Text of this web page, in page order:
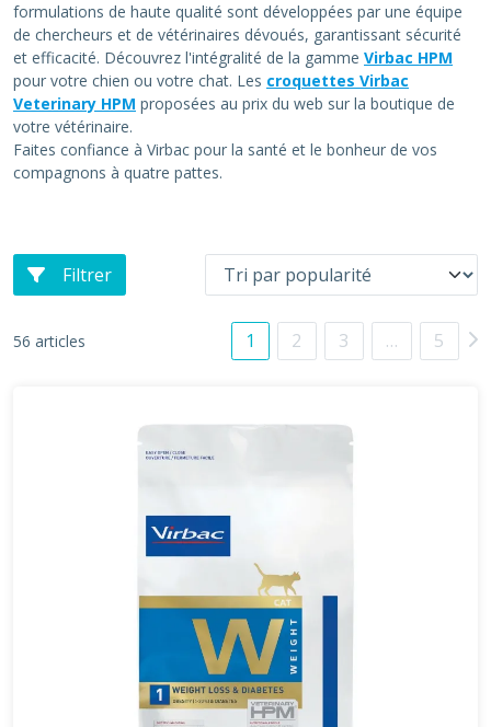
formulations de haute qualité sont développées par une équipe
de chercheurs et de vétérinaires dévoués, garantissant sécurité
et efficacité. Découvrez l'intégralité de la gamme Virbac HPM
pour votre chien ou votre chat. Les croquettes Virbac
Veterinary HPM proposées au prix du web sur la boutique de
votre vétérinaire.
Faites confiance à Virbac pour la santé et le bonheur de vos
compagnons à quatre pattes.
Filtrer
56 articles 1 2 3 … 5